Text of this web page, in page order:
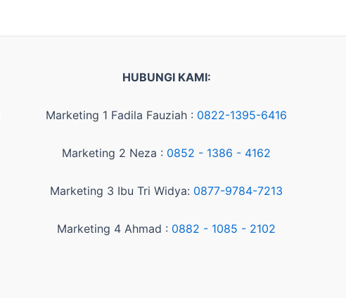
HUBUNGI KAMI:
Marketing 1 Fadila Fauziah : 0822-1395-6416
Marketing 2 Neza : 0852 - 1386 - 4162
Marketing 3 Ibu Tri Widya: 0877-9784-7213
Marketing 4 Ahmad : 0882 - 1085 - 2102